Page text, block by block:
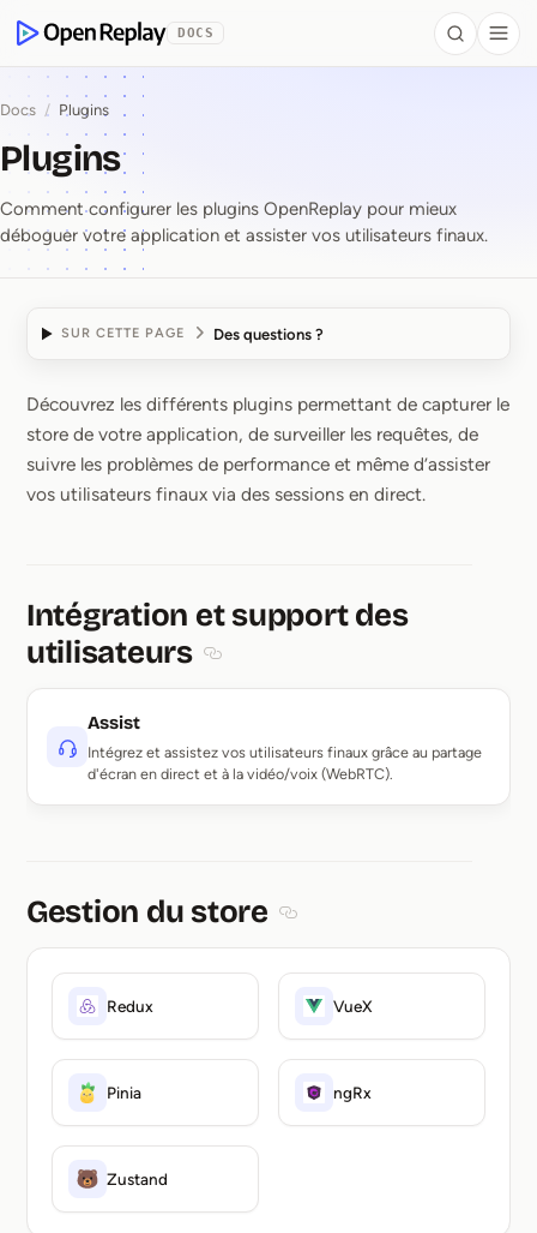
OpenReplay
DOCS Search
Docs / Plugins
Plugins
Comment configurer les plugins OpenReplay pour mieux
déboguer votre application et assister vos utilisateurs finaux.
SUR CETTE PAGE Des questions ?
Plugins
Découvrez les différents plugins permettant de capturer le
store de votre application, de surveiller les requêtes, de
suivre les problèmes de performance et même d’assister
vos utilisateurs finaux via des sessions en direct.
Intégration et support des
utilisateurs
Assist
Intégrez et assistez vos utilisateurs finaux grâce au partage
d'écran en direct et à la vidéo/voix (WebRTC).
Gestion du store
Redux VueX
Pinia ngRx
Zustand